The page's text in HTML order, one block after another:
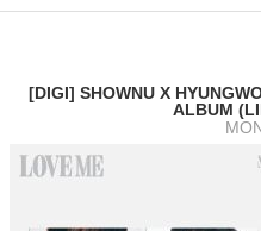
[DIGI] SHOWNU X
ALBUM